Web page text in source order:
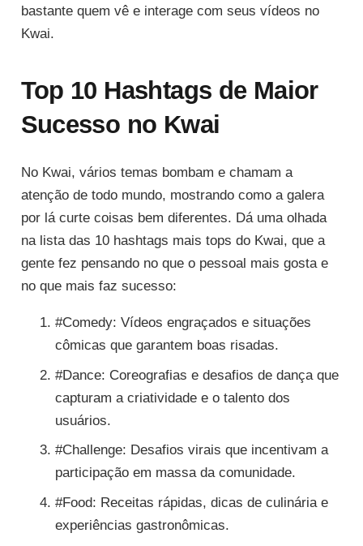
bastante quem vê e interage com seus vídeos no
Kwai.
Top 10 Hashtags de Maior
Sucesso no Kwai
No Kwai, vários temas bombam e chamam a
atenção de todo mundo, mostrando como a galera
por lá curte coisas bem diferentes. Dá uma olhada
na lista das 10 hashtags mais tops do Kwai, que a
gente fez pensando no que o pessoal mais gosta e
no que mais faz sucesso:
#Comedy: Vídeos engraçados e situações
cômicas que garantem boas risadas.
#Dance: Coreografias e desafios de dança que
capturam a criatividade e o talento dos
usuários.
#Challenge: Desafios virais que incentivam a
participação em massa da comunidade.
#Food: Receitas rápidas, dicas de culinária e
experiências gastronômicas.